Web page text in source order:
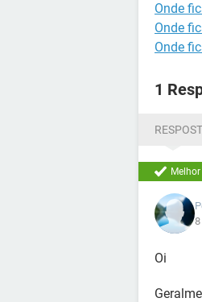
Onde
Onde
Onde
1
Oi